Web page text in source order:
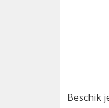
Beschik